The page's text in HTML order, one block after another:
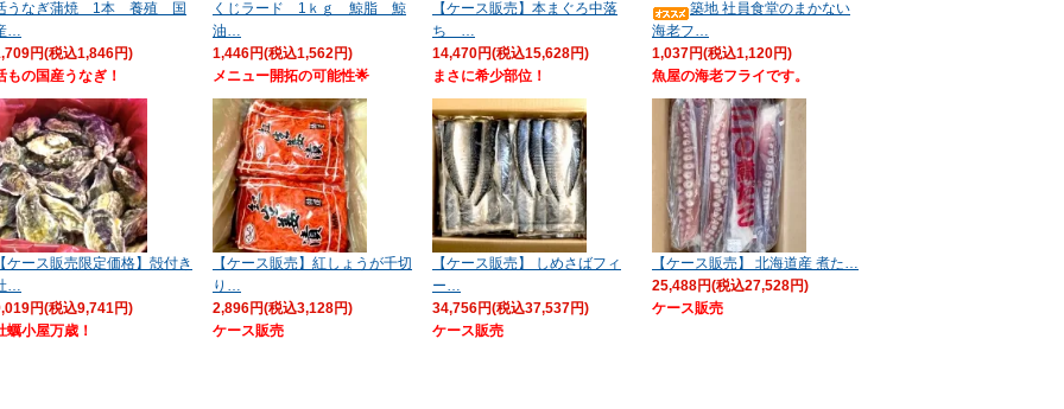
うなぎ蒲焼 1本 養殖 国
…
円(税込1,846円)
もの国産うなぎ！
くじラード 1ｋｇ 鯨脂 鯨
油…
1,446円(税込1,562円)
メニュー開拓の可能性🌟
【ケース販売】本まぐろ中落
ち …
14,470円(税込15,628円)
まさに希少部位！
築地 社員食堂のまかない
海老フ…
1,037円(税込1,120円)
魚屋の海老フライです。
ケース販売限定価格】殻付き
…
円(税込9,741円)
蠣小屋万歳！
【ケース販売】紅しょうが千切
り…
2,896円(税込3,128円)
ケース販売
【ケース販売】 しめさばフィ
ー…
34,756円(税込37,537円)
ケース販売
【ケース販売】 北海道産 煮た…
25,488円(税込27,528円)
ケース販売